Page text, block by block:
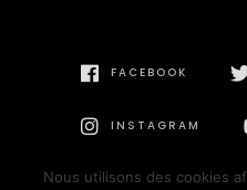
FACEBOOK
INSTAGRAM
Nous utilisons des cookies